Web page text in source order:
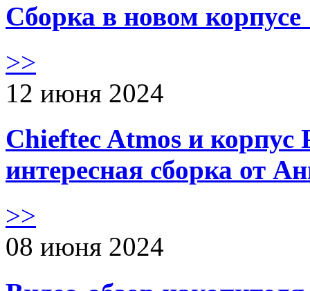
Сборка в новом
>>
12 июня 2024
Chieftec Atmos и корпус
интересная сборка от
>>
08 июня 2024